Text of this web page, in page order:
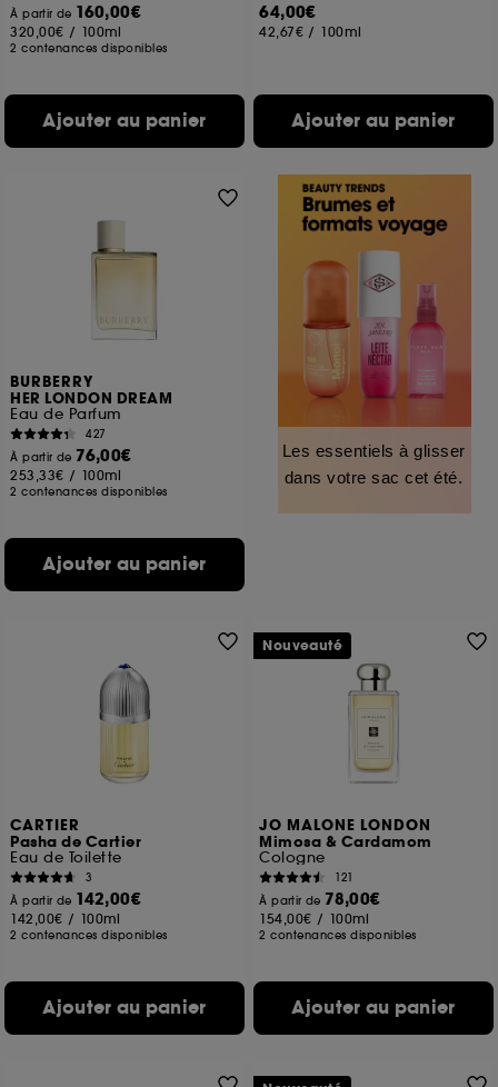
À partir de 160,00€
320,00€ / 100ml
2 contenances disponibles
Ajouter au panier
64,00€
42,67€ / 100ml
Ajouter au panier
BURBERRY
HER LONDON DREAM
Eau de Parfum
427
À partir de 76,00€
253,33€ / 100ml
2 contenances disponibles
Ajouter au panier
Les essentiels à glisser
dans votre sac cet été.
CARTIER
Pasha de Cartier
Eau de Toilette
3
À partir de 142,00€
142,00€ / 100ml
2 contenances disponibles
Ajouter au panier
JO MALONE LONDON
Mimosa & Cardamom
Cologne
121
À partir de 78,00€
154,00€ / 100ml
2 contenances disponibles
Ajouter au panier
Nouveauté